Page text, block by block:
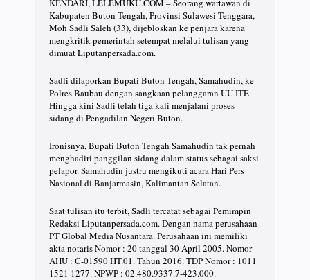
Kabupaten Buton Tengah, Provinsi Sulawesi Tenggara,
Moh Sadli Saleh (33), dijebloskan ke penjara karena
mengkritik pemerintah setempat melalui tulisan yang
dimuat Liputanpersada.com.
Sadli dilaporkan Bupati Buton Tengah, Samahudin, ke
Polres Baubau dengan sangkaan pelanggaran UU ITE.
Hingga kini Sadli telah tiga kali menjalani proses
sidang di Pengadilan Negeri Buton.
Ironisnya, Bupati Buton Tengah Samahudin tak pernah
menghadiri panggilan sidang dalam status sebagai saksi
pelapor. Samahudin justru mengikuti acara Hari Pers
Nasional di Banjarmasin, Kalimantan Selatan.
Saat tulisan itu terbit, Sadli tercatat sebagai Pemimpin
Redaksi Liputanpersada.com. Dengan nama perusahaan
PT Global Media Nusantara. Perusahaan ini memiliki
akta notaris Nomor : 20 tanggal 30 April 2005. Nomor
AHU : C-01590 HT.01. Tahun 2016. TDP Nomor : 1011
1521 1277. NPWP : 02.480.9337.7-423.000.